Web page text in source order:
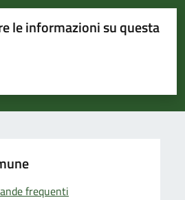
le informazioni su questa
stelle su 5
su 5
5
frequenti